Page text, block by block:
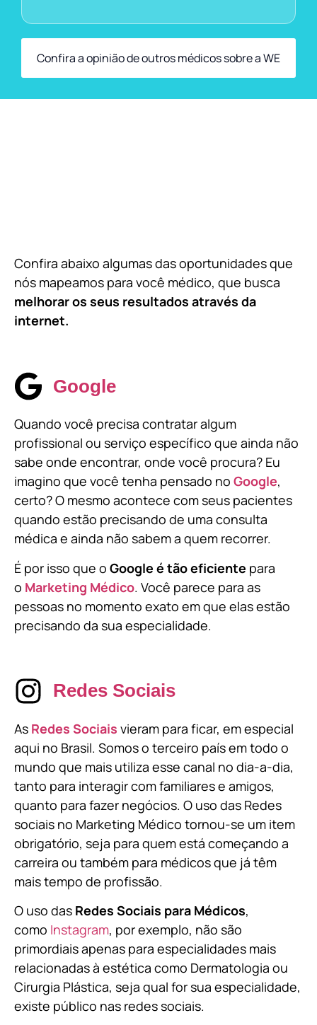
Confira a opinião de outros médicos sobre a WE
Confira abaixo algumas das oportunidades que
nós mapeamos para você médico, que busca
melhorar os seus resultados através da
internet.
Google
Quando você precisa contratar algum
profissional ou serviço específico que ainda não
sabe onde encontrar, onde você procura? Eu
imagino que você tenha pensado no Google,
certo? O mesmo acontece com seus pacientes
quando estão precisando de uma consulta
médica e ainda não sabem a quem recorrer.
É por isso que o Google é tão eficiente para
o Marketing Médico. Você parece para as
pessoas no momento exato em que elas estão
precisando da sua especialidade.
Redes Sociais
As Redes Sociais vieram para ficar, em especial
aqui no Brasil. Somos o terceiro país em todo o
mundo que mais utiliza esse canal no dia-a-dia,
tanto para interagir com familiares e amigos,
quanto para fazer negócios. O uso das Redes
sociais no Marketing Médico tornou-se um item
obrigatório, seja para quem está começando a
carreira ou também para médicos que já têm
mais tempo de profissão.
O uso das Redes Sociais para Médicos,
como Instagram, por exemplo, não são
primordiais apenas para especialidades mais
relacionadas à estética como Dermatologia ou
Cirurgia Plástica, seja qual for sua especialidade,
existe público nas redes sociais.